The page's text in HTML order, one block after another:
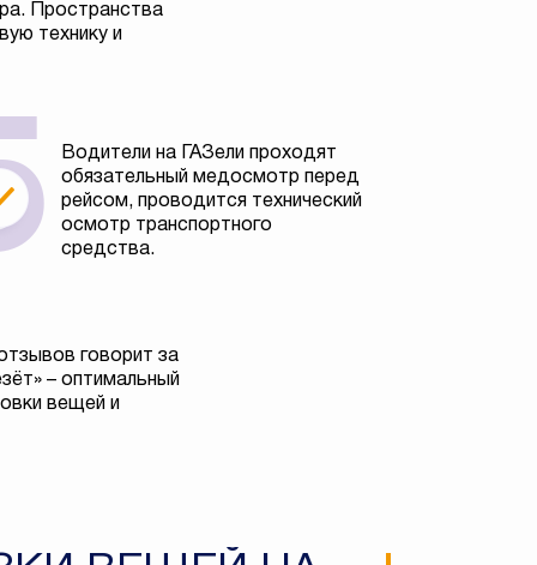
Пространства
технику и
Водители на ГАЗели проходят
обязательный медосмотр перед
рейсом, проводится технический
осмотр транспортного
средства.
говорит за
– оптимальный
вещей и